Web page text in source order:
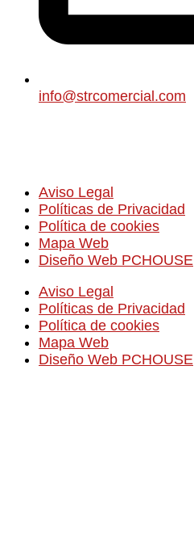
info@strcomercial.com
Aviso Legal
Políticas de Privacidad
Política de cookies
Mapa Web
Diseño Web PCHOUSE
Aviso Legal
Políticas de Privacidad
Política de cookies
Mapa Web
Diseño Web PCHOUSE